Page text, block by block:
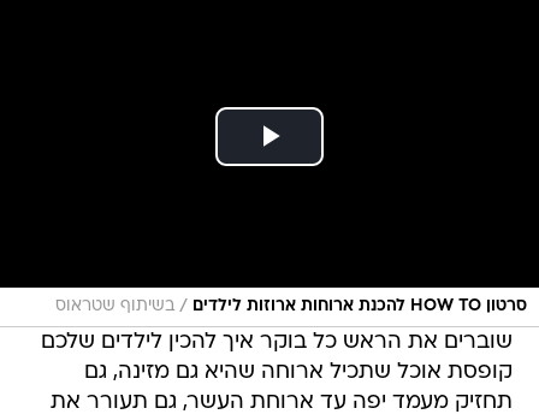
סרטון HOW TO להכנת ארוחות ארוזות לילדים / בשיתוף שטראוס
שוברים את הראש כל בוקר איך להכין לילדים שלכם
קופסת אוכל שתכיל ארוחה שהיא גם מזינה, גם
תחזיק מעמד יפה עד ארוחת העשר, גם תעורר את